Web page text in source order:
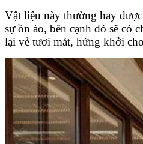
Vật liệu này thường hay
sự ồn ào, bên cạnh đó sẽ có
lại vẻ tươi mát, hứng khởi